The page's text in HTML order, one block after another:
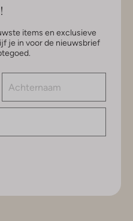
items en exclusieve
je in voor de nieuwsbrief